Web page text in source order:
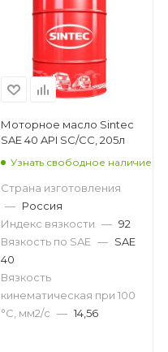
Моторное масло Sintec
SAE 40 API SC/CC, 205л
Узнать свободное наличие
Страна изготовления
— Россия
Индекс вязкости — 92
Вязкость по SAE — SAE
40
Вязкость
кинематическая при 100
°С, мм2/с — 14,56